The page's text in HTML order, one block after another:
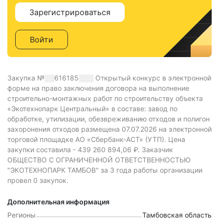
Зарегистрироваться
Войти
Закупка №░░616185░░░ Открытый конкурс в электронной
форме на право заключения договора на выполнение
строительно-монтажных работ по строительству объекта
«Экотехнопарк Центральный» в составе: завод по
обработке, утилизации, обезвреживанию отходов и полигон
захоронения отходов размещена 07.07.2026 на электронной
торговой площадке АО «Сбербанк-АСТ» (УТП). Цена
закупки составила - 439 260 894,06 ₽. Заказчик
ОБЩЕСТВО С ОГРАНИЧЕННОЙ ОТВЕТСТВЕННОСТЬЮ
"ЭКОТЕХНОПАРК ТАМБОВ" за 3 года работы организации
провел 0 закупок.
Дополнительная информация
Регионы
Тамбовская область